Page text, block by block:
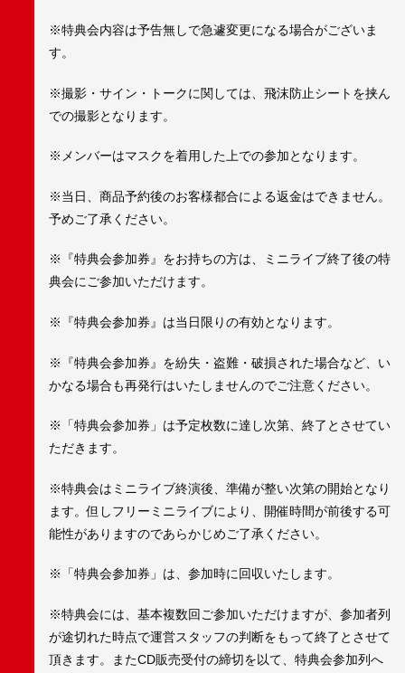
※特典会内容は予告無しで急遽変更になる場合がございま
す。
※撮影・サイン・トークに関しては、飛沫防止シートを挟ん
での撮影となります。
※メンバーはマスクを着用した上での参加となります。
※当日、商品予約後のお客様都合による返金はできません。
予めご了承ください。
※『特典会参加券』をお持ちの方は、ミニライブ終了後の特
典会にご参加いただけます。
※『特典会参加券』は当日限りの有効となります。
※『特典会参加券』を紛失・盗難・破損された場合など、い
かなる場合も再発行はいたしませんのでご注意ください。
※「特典会参加券」は予定枚数に達し次第、終了とさせてい
ただきます。
※特典会はミニライブ終演後、準備が整い次第の開始となり
ます。但しフリーミニライブにより、開催時間が前後する可
能性がありますのであらかじめご了承ください。
※「特典会参加券」は、参加時に回収いたします。
※特典会には、基本複数回ご参加いただけますが、参加者列
が途切れた時点で運営スタッフの判断をもって終了とさせて
頂きます。またCD販売受付の締切を以て、特典会参加列へ